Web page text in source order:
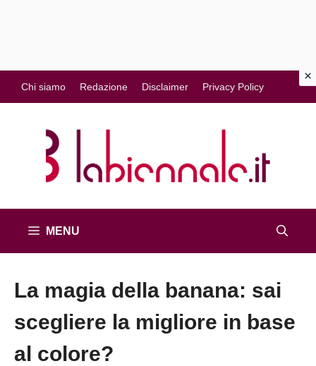
al
contenuto
Chi siamo Redazione Disclaimer Privacy Policy
MENU
La magia della banana: sai
scegliere la migliore in base
al colore?